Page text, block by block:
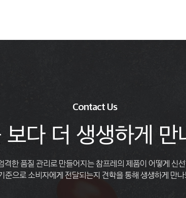
Contact Us
다 더 생생하게 만
격한 품질 관리로 만들어지는 참프레의 제품이 어떻게 신
준으로 소비자에게 전달되는지 견학을 통해 생생하게 만